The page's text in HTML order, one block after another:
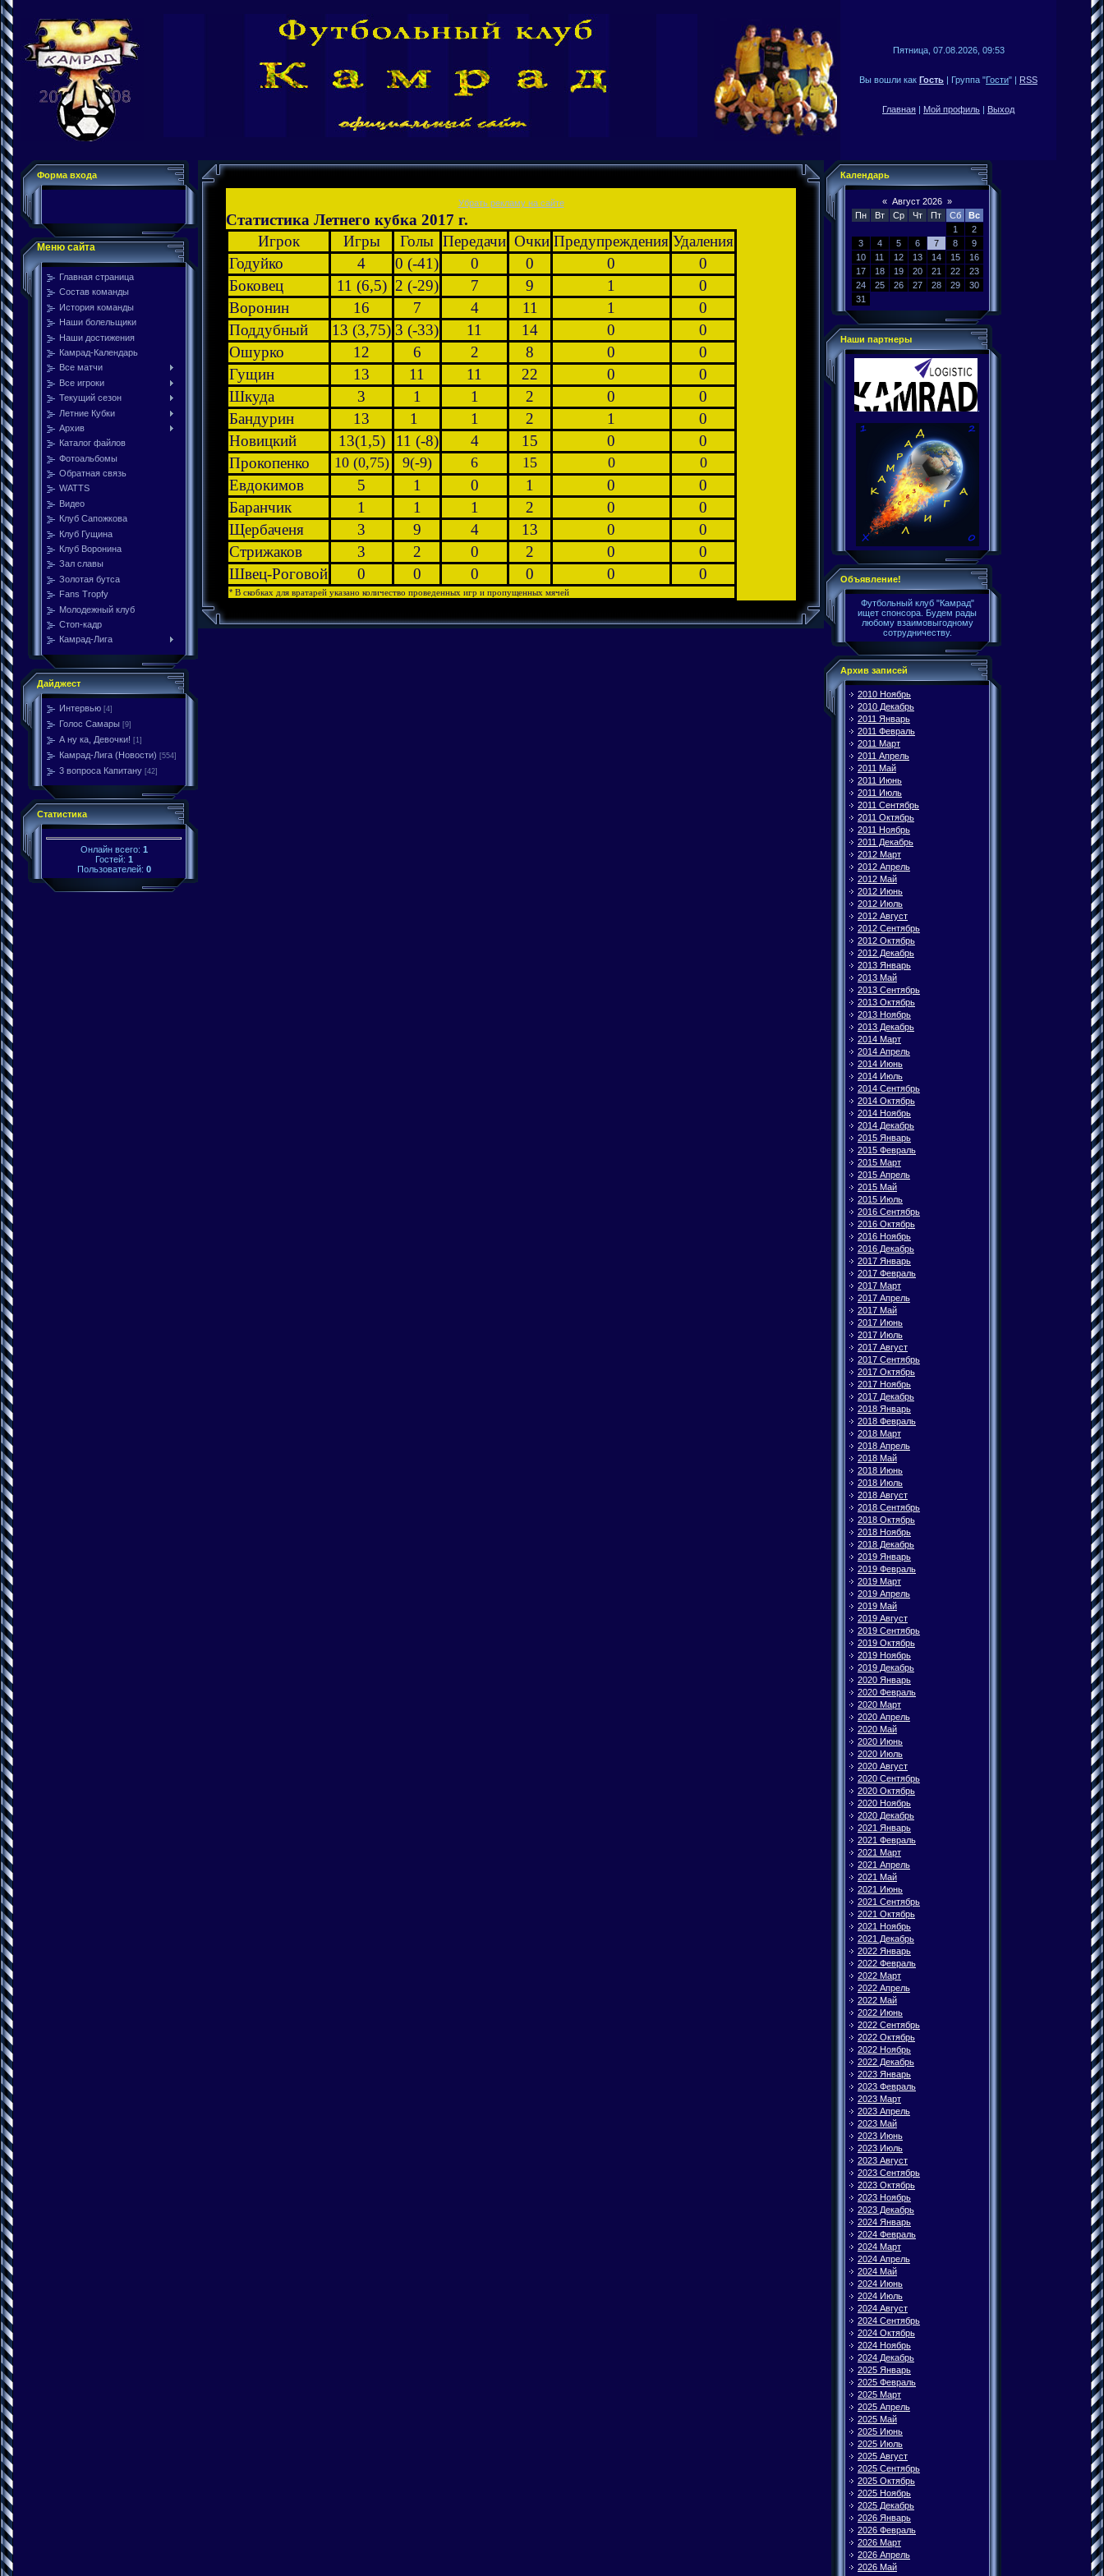
Пятница, 07.08.2026, 09:53
Вы вошли как Гость | Группа "Гости" | RSS
Главная | Мой профиль | Выход
Форма входа
Меню сайта
Главная страница
Состав команды
История команды
Наши болельщики
Наши достижения
Камрад-Календарь
Все матчи
Все игроки
Текущий сезон
Летние Кубки
Архив
Каталог файлов
Фотоальбомы
Обратная связь
WATTS
Видео
Клуб Сапожкова
Клуб Гущина
Клуб Воронина
Зал славы
Золотая бутса
Fans Tropfy
Молодежный клуб
Стоп-кадр
Камрад-Лига
Дайджест
Интервью [4]
Голос Самары [9]
А ну ка, Девочки! [1]
Камрад-Лига (Новости) [554]
3 вопроса Капитану [42]
Статистика
Онлайн всего: 1
Гостей: 1
Пользователей: 0
Убрать рекламу на сайте
Статистика Летнего кубка 2017 г.
Игрок
Игры Голы Передачи Очки Предупреждения Удаления
Годуйко
4 0 (-41) 0 0 0
0
Боковец
11 (6,5) 2 (-29) 7 9 1
0
Воронин
16 7 4 11 1
0
Поддубный
13 (3,75) 3 (-33) 11 14 0
0
Ошурко
12 6 2 8 0
0
Гущин
13 11 11 22 0
0
Шкуда
3 1 1 2 0
0
Бандурин
13 1 1 2 1
0
Новицкий
13(1,5) 11 (-8) 4 15 0
0
Прокопенко
10 (0,75) 9(-9) 6 15 0 0
Евдокимов 5 1 0 1 0
0
Баранчик
1 1 1 2 0
0
Щербаченя
3 9 4 13 0
0
Стрижаков
3 2 0 2 0
0
Швец-Роговой
0 0 0 0 0 0
* В скобках для вратарей указано количество проведенных игр и пропущенных мячей
Календарь
« Август 2026 »
Пн
Вт Ср Чт Пт Сб
Вс
1
2
3
4 5 6 7 8
9
10
11 12 13 14 15
16
17
18 19 20 21 22
23
24
25 26 27 28 29
30
31
Наши партнеры
Объявление!
Футбольный клуб "Камрад"
ищет спонсора. Будем рады
любому взаимовыгодному
сотрудничеству.
Архив записей
2010 Ноябрь
2010 Декабрь
2011 Январь
2011 Февраль
2011 Март
2011 Апрель
2011 Май
2011 Июнь
2011 Июль
2011 Сентябрь
2011 Октябрь
2011 Ноябрь
2011 Декабрь
2012 Март
2012 Апрель
2012 Май
2012 Июнь
2012 Июль
2012 Август
2012 Сентябрь
2012 Октябрь
2012 Декабрь
2013 Январь
2013 Май
2013 Сентябрь
2013 Октябрь
2013 Ноябрь
2013 Декабрь
2014 Март
2014 Апрель
2014 Июнь
2014 Июль
2014 Сентябрь
2014 Октябрь
2014 Ноябрь
2014 Декабрь
2015 Январь
2015 Февраль
2015 Март
2015 Апрель
2015 Май
2015 Июль
2016 Сентябрь
2016 Октябрь
2016 Ноябрь
2016 Декабрь
2017 Январь
2017 Февраль
2017 Март
2017 Апрель
2017 Май
2017 Июнь
2017 Июль
2017 Август
2017 Сентябрь
2017 Октябрь
2017 Ноябрь
2017 Декабрь
2018 Январь
2018 Февраль
2018 Март
2018 Апрель
2018 Май
2018 Июнь
2018 Июль
2018 Август
2018 Сентябрь
2018 Октябрь
2018 Ноябрь
2018 Декабрь
2019 Январь
2019 Февраль
2019 Март
2019 Апрель
2019 Май
2019 Август
2019 Сентябрь
2019 Октябрь
2019 Ноябрь
2019 Декабрь
2020 Январь
2020 Февраль
2020 Март
2020 Апрель
2020 Май
2020 Июнь
2020 Июль
2020 Август
2020 Сентябрь
2020 Октябрь
2020 Ноябрь
2020 Декабрь
2021 Январь
2021 Февраль
2021 Март
2021 Апрель
2021 Май
2021 Июнь
2021 Сентябрь
2021 Октябрь
2021 Ноябрь
2021 Декабрь
2022 Январь
2022 Февраль
2022 Март
2022 Апрель
2022 Май
2022 Июнь
2022 Сентябрь
2022 Октябрь
2022 Ноябрь
2022 Декабрь
2023 Январь
2023 Февраль
2023 Март
2023 Апрель
2023 Май
2023 Июнь
2023 Июль
2023 Август
2023 Сентябрь
2023 Октябрь
2023 Ноябрь
2023 Декабрь
2024 Январь
2024 Февраль
2024 Март
2024 Апрель
2024 Май
2024 Июнь
2024 Июль
2024 Август
2024 Сентябрь
2024 Октябрь
2024 Ноябрь
2024 Декабрь
2025 Январь
2025 Февраль
2025 Март
2025 Апрель
2025 Май
2025 Июнь
2025 Июль
2025 Август
2025 Сентябрь
2025 Октябрь
2025 Ноябрь
2025 Декабрь
2026 Январь
2026 Февраль
2026 Март
2026 Апрель
2026 Май